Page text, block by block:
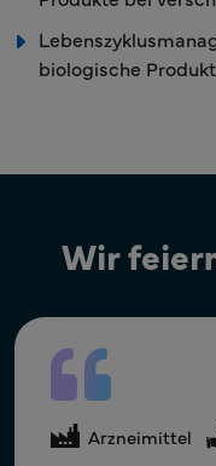
biologische
Wir
Arzneimittel
Arzneimittel
Arzneimittel